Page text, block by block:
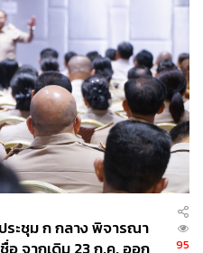
ะชุม ก กลาง พิจารณา
95